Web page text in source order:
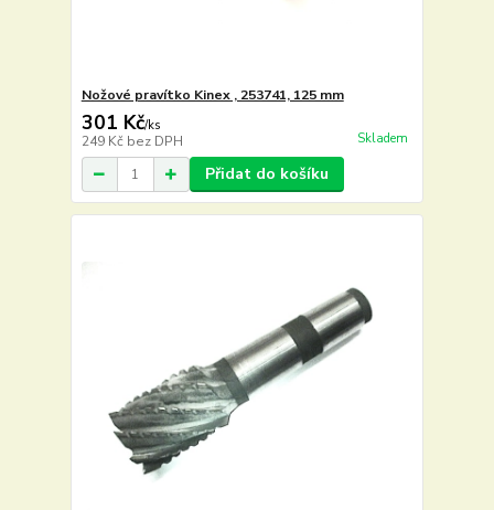
Nožové pravítko Kinex , 253741, 125 mm
301 Kč/ks
249 Kč bez DPH Skladem
Přidat do košíku